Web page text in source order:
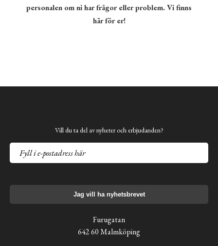
personalen om ni har frågor eller problem. Vi finns
här för er!
Vill du ta del av nyheter och erbjudanden?
Jag vill ha nyhetsbrevet
Furugatan
642 60 Malmköping